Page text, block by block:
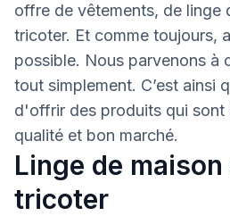
offre de vêtements, de linge
tricoter. Et comme toujours,
possible. Nous parvenons à
tout simplement. C’est ainsi
d'offrir des produits qui sont
qualité et bon marché.
Linge de
tricoter